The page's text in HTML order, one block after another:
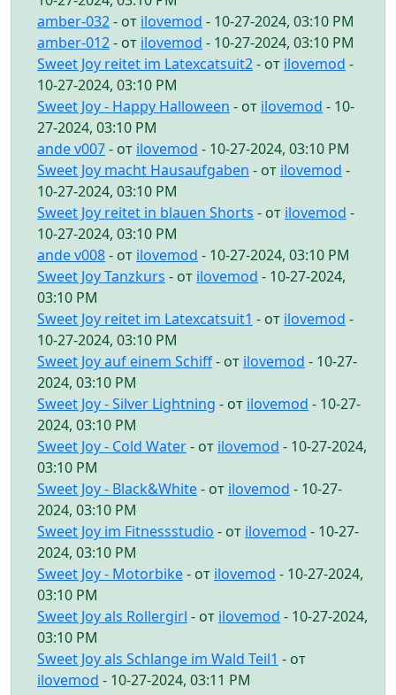
amber-032- от ilovemod - 10-27-2024, 03:10 PM
amber-012- от ilovemod - 10-27-2024, 03:10 PM
Sweet Joy reitet im Latexcatsuit2- от ilovemod -
10-27-2024, 03:10 PM
Sweet Joy - Happy Halloween - от ilovemod - 10-
27-2024, 03:10 PM
ande v007- от ilovemod - 10-27-2024, 03:10 PM
Sweet Joy macht Hausaufgaben - от ilovemod -
10-27-2024, 03:10 PM
Sweet Joy reitet in blauen Shorts - от ilovemod -
10-27-2024, 03:10 PM
ande v008- от ilovemod - 10-27-2024, 03:10 PM
Sweet Joy Tanzkurs - от ilovemod - 10-27-2024,
03:10 PM
Sweet Joy reitet im Latexcatsuit1 - от ilovemod -
10-27-2024, 03:10 PM
Sweet Joy auf einem Schiff- от ilovemod - 10-27-
2024, 03:10 PM
Sweet Joy - Silver Lightning - от ilovemod - 10-27-
2024, 03:10 PM
Sweet Joy - Cold Water- от ilovemod - 10-27-2024,
03:10 PM
Sweet Joy - Black&White- от ilovemod - 10-27-
2024, 03:10 PM
Sweet Joy im Fitnessstudio - от ilovemod - 10-27-
2024, 03:10 PM
Sweet Joy - Motorbike- от ilovemod - 10-27-2024,
03:10 PM
Sweet Joy als Rollergirl - от ilovemod - 10-27-2024,
03:10 PM
Sweet Joy als Schlange im Wald Teil1 - от
ilovemod - 10-27-2024, 03:11 PM